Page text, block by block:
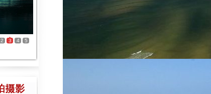
2 3 4 5